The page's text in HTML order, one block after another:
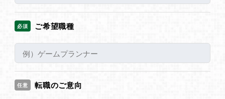
必須 ご希望職種
任意 転職のご意向